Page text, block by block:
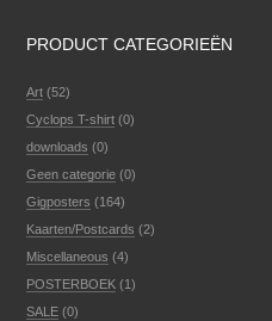
PRODUCT CATEGORIEËN
Art (52)
Cyclops T-shirt (0)
downloads (0)
Geen categorie (0)
Gigposters (164)
Kaarten/Postcards (2)
Miscellaneous (4)
POSTERBOEK (1)
SALE (0)